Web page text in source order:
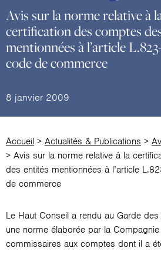
Avis sur la norme relative à
certification des comptes
mentionnées à l’article
code de commerce
8 janvier 2009
Accueil > Actualités & Publications >
> Avis sur la norme relative à la
des entités mentionnées à l’article
de commerce
Le Haut Conseil a rendu au Garde
une norme élaborée par la
commissaires aux comptes dont il a